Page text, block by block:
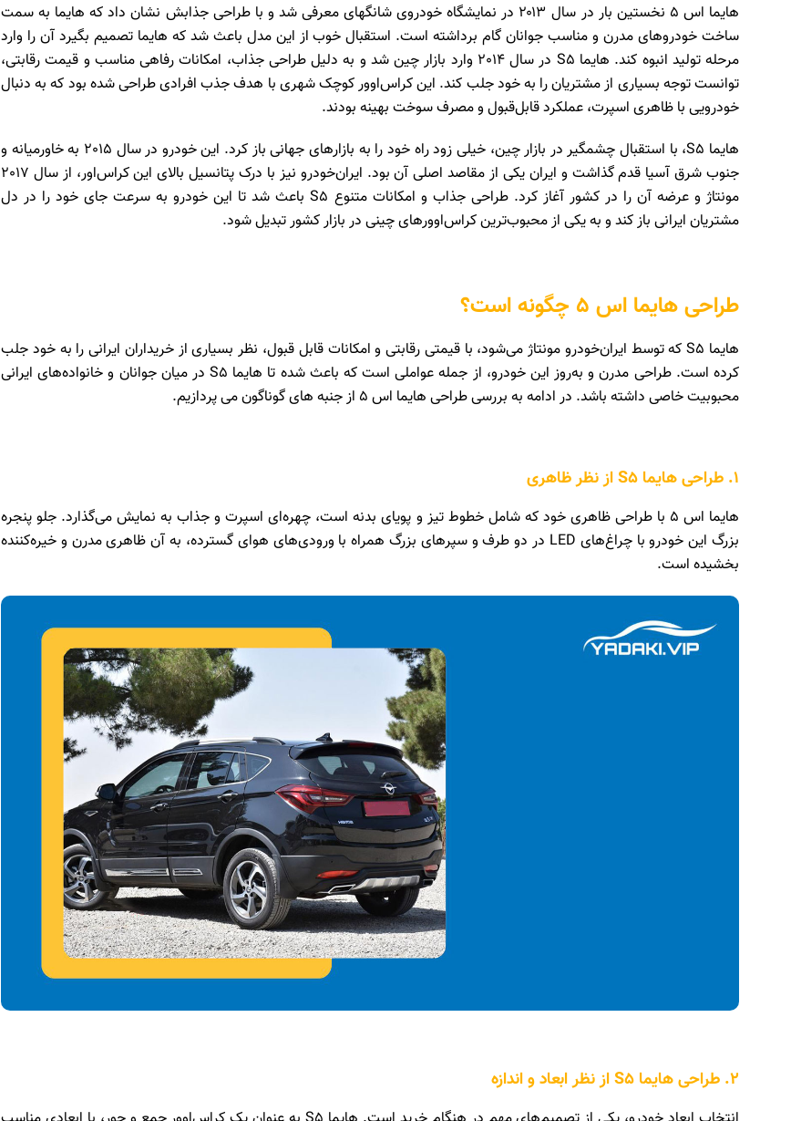
هایما اس 5 نخستین بار در سال ۲۰۱۳ در نمایشگاه خودروی شانگهای معرفی شد و با طراحی جذابش نشان داد که هایما به سمت
ساخت خودروهای مدرن و مناسب جوانان گام برداشته است. استقبال خوب از این مدل باعث شد که هایما تصمیم بگیرد آن را وارد
مرحله تولید انبوه کند. هایما S5 در سال 2014 وارد بازار چین شد و به دلیل طراحی جذاب، امکانات رفاهی مناسب و قیمت رقابتی،
توانست توجه بسیاری از مشتریان را به خود جلب کند. این کراس‌اوور کوچک شهری با هدف جذب افرادی طراحی شده بود که به دنبال
خودرویی با ظاهری اسپرت، عملکرد قابل‌قبول و مصرف سوخت بهینه بودند.
هایما S5، با استقبال چشمگیر در بازار چین، خیلی زود راه خود را به بازارهای جهانی باز کرد. این خودرو در سال 2015 به خاورمیانه و
جنوب شرق آسیا قدم گذاشت و ایران یکی از مقاصد اصلی آن بود. ایران‌خودرو نیز با درک پتانسیل بالای این کراس‌اور، از سال 2017
مونتاژ و عرضه آن را در کشور آغاز کرد. طراحی جذاب و امکانات متنوع S5 باعث شد تا این خودرو به سرعت جای خود را در دل
مشتریان ایرانی باز کند و به یکی از محبوب‌ترین کراس‌اوورهای چینی در بازار کشور تبدیل شود.
طراحی هایما اس 5 چگونه است؟
هایما S5 که توسط ایران‌خودرو مونتاژ می‌شود، با قیمتی رقابتی و امکانات قابل قبول، نظر بسیاری از خریداران ایرانی را به خود جلب
کرده است. طراحی مدرن و به‌روز این خودرو، از جمله عواملی است که باعث شده تا هایما S5 در میان جوانان و خانواده‌های ایرانی
محبوبیت خاصی داشته باشد. در ادامه به بررسی طراحی هایما اس 5 از جنبه های گوناگون می پردازیم.
1. طراحی هایما S5 از نظر ظاهری
هایما اس 5 با طراحی ظاهری خود که شامل خطوط تیز و پویای بدنه است، چهره‌ای اسپرت و جذاب به نمایش می‌گذارد. جلو پنجره
بزرگ این خودرو با چراغ‌های LED در دو طرف و سپرهای بزرگ همراه با ورودی‌های هوای گسترده، به آن ظاهری مدرن و خیره‌کننده
بخشیده است.
2. طراحی هایما S5 از نظر ابعاد و اندازه